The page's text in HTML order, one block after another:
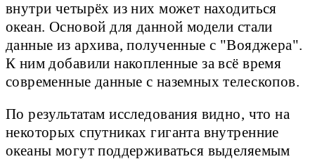
внутри четырёх из них может находиться
океан. Основой для данной модели стали
данные из архива, полученные с "Вояджера".
К ним добавили накопленные за всё время
современные данные с наземных телескопов.
По результатам исследования видно, что на
некоторых спутниках гиганта внутренние
океаны могут поддерживаться выделяемым